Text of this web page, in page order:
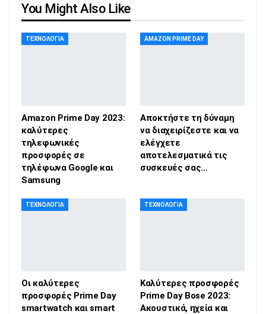
You Might Also Like
ΤΕΧΝΟΛΟΓΊΑ
Amazon Prime Day 2023:
καλύτερες
τηλεφωνικές
προσφορές σε
τηλέφωνα Google και
Samsung
AMAZON PRIME DAY
Αποκτήστε τη δύναμη
να διαχειρίζεστε και να
ελέγχετε
αποτελεσματικά τις
συσκευές σας…
ΤΕΧΝΟΛΟΓΊΑ
Οι καλύτερες
προσφορές Prime Day
smartwatch και smart
ΤΕΧΝΟΛΟΓΊΑ
Καλύτερες προσφορές
Prime Day Bose 2023:
Ακουστικά, ηχεία και